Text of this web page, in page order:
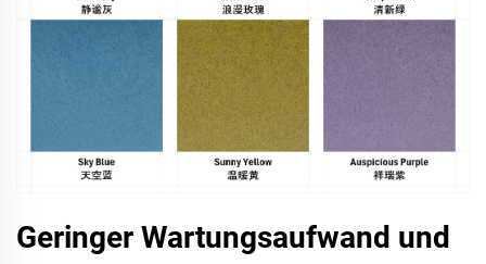
Geringer Wartungsaufwand und